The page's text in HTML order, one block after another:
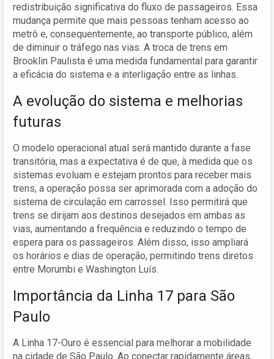
redistribuição significativa do fluxo de passageiros. Essa
mudança permite que mais pessoas tenham acesso ao
metrô e, consequentemente, ao transporte público, além
de diminuir o tráfego nas vias. A troca de trens em
Brooklin Paulista é uma medida fundamental para garantir
a eficácia do sistema e a interligação entre as linhas.
A evolução do sistema e melhorias
futuras
O modelo operacional atual será mantido durante a fase
transitória, mas a expectativa é de que, à medida que os
sistemas evoluam e estejam prontos para receber mais
trens, a operação possa ser aprimorada com a adoção do
sistema de circulação em carrossel. Isso permitirá que
trens se dirijam aos destinos desejados em ambas as
vias, aumentando a frequência e reduzindo o tempo de
espera para os passageiros. Além disso, isso ampliará
os horários e dias de operação, permitindo trens diretos
entre Morumbi e Washington Luís.
Importância da Linha 17 para São
Paulo
A Linha 17-Ouro é essencial para melhorar a mobilidade
na cidade de São Paulo. Ao conectar rapidamente áreas